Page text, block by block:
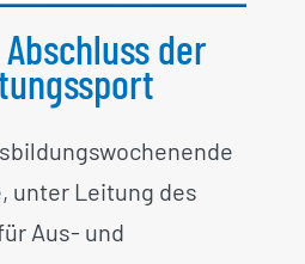
der
unter Leitung des
Aus- und